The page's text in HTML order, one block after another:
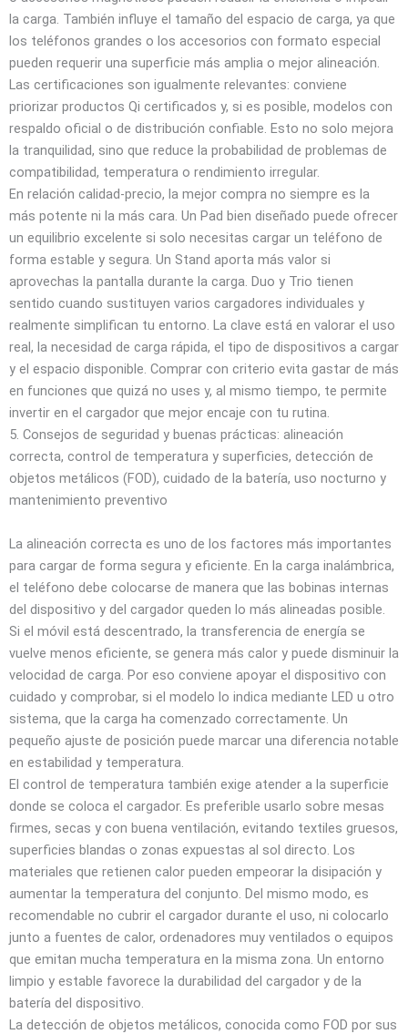
la carga. También influye el tamaño del espacio de carga, ya que
los teléfonos grandes o los accesorios con formato especial
pueden requerir una superficie más amplia o mejor alineación.
Las certificaciones son igualmente relevantes: conviene
priorizar productos Qi certificados y, si es posible, modelos con
respaldo oficial o de distribución confiable. Esto no solo mejora
la tranquilidad, sino que reduce la probabilidad de problemas de
compatibilidad, temperatura o rendimiento irregular.
En relación calidad‑precio, la mejor compra no siempre es la
más potente ni la más cara. Un Pad bien diseñado puede ofrecer
un equilibrio excelente si solo necesitas cargar un teléfono de
forma estable y segura. Un Stand aporta más valor si
aprovechas la pantalla durante la carga. Duo y Trio tienen
sentido cuando sustituyen varios cargadores individuales y
realmente simplifican tu entorno. La clave está en valorar el uso
real, la necesidad de carga rápida, el tipo de dispositivos a cargar
y el espacio disponible. Comprar con criterio evita gastar de más
en funciones que quizá no uses y, al mismo tiempo, te permite
invertir en el cargador que mejor encaje con tu rutina.
5. Consejos de seguridad y buenas prácticas: alineación
correcta, control de temperatura y superficies, detección de
objetos metálicos (FOD), cuidado de la batería, uso nocturno y
mantenimiento preventivo
La alineación correcta es uno de los factores más importantes
para cargar de forma segura y eficiente. En la carga inalámbrica,
el teléfono debe colocarse de manera que las bobinas internas
del dispositivo y del cargador queden lo más alineadas posible.
Si el móvil está descentrado, la transferencia de energía se
vuelve menos eficiente, se genera más calor y puede disminuir la
velocidad de carga. Por eso conviene apoyar el dispositivo con
cuidado y comprobar, si el modelo lo indica mediante LED u otro
sistema, que la carga ha comenzado correctamente. Un
pequeño ajuste de posición puede marcar una diferencia notable
en estabilidad y temperatura.
El control de temperatura también exige atender a la superficie
donde se coloca el cargador. Es preferible usarlo sobre mesas
firmes, secas y con buena ventilación, evitando textiles gruesos,
superficies blandas o zonas expuestas al sol directo. Los
materiales que retienen calor pueden empeorar la disipación y
aumentar la temperatura del conjunto. Del mismo modo, es
recomendable no cubrir el cargador durante el uso, ni colocarlo
junto a fuentes de calor, ordenadores muy ventilados o equipos
que emitan mucha temperatura en la misma zona. Un entorno
limpio y estable favorece la durabilidad del cargador y de la
batería del dispositivo.
La detección de objetos metálicos, conocida como FOD por sus